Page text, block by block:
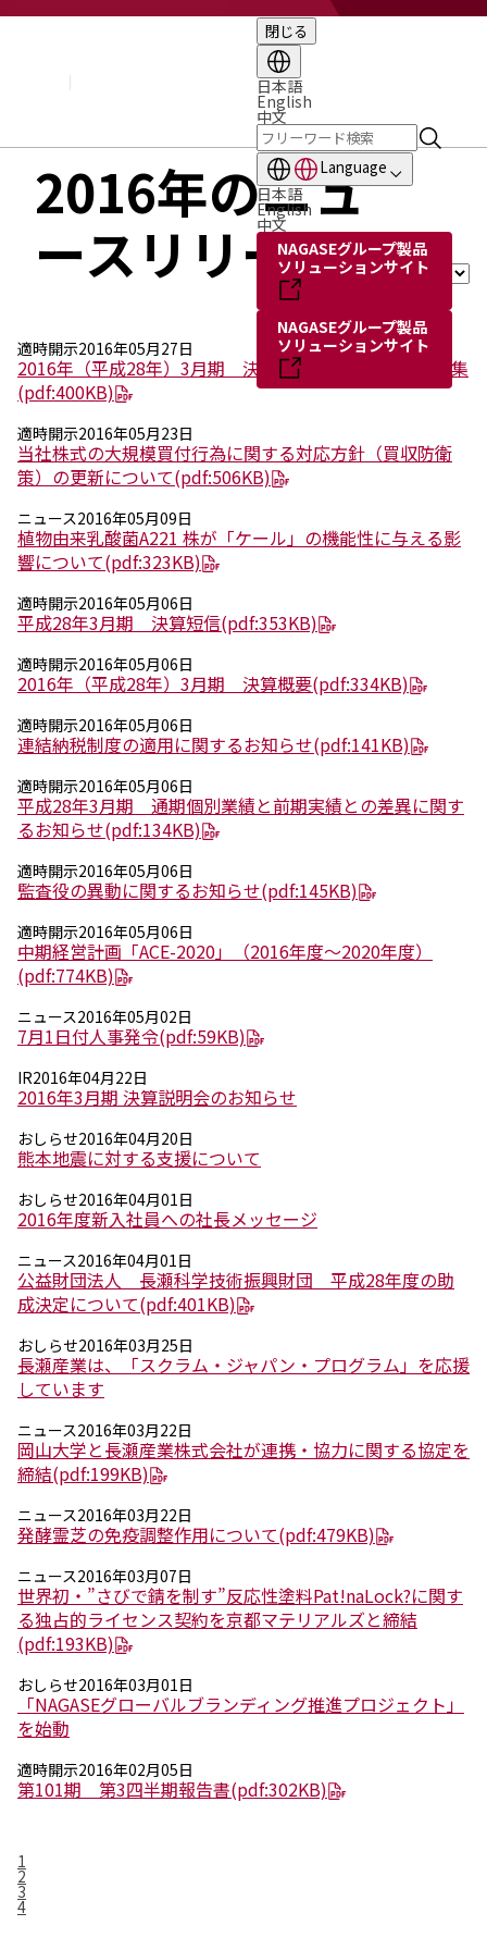
閉じる
日本語
English
中文
Language
日本語
English
中文
NAGASEグループ製品
ソリューションサイト
NAGASEグループ製品
ソリューションサイト
役員・執行役員
国内・海外のNAGASEグループ
ニュース
2026年
2025年
2024年
2023年
2021年
2020年
2019年
2018年
2016年
2015年
2014年
事業案内
スペシャリティケミカル事業部
ポリマーグローバルアカウント事業部
エレクトロニクス事業部
先進機能材料事業部
モビリティソリューションズ事業部
ライフ＆ヘルスケア製品事業部
ナガセバイオイノベーションセンター
ナガセアプリケーションワークショップ
未来共創室
NAGASEバイオテック室
IR（投資家情報）
IRニュース：2026年
IRライブラリー
個人株主・投資家の皆様へ
株主・株式情報
サステナビリティ
NAGASEグループのサステナビリティ
トップメッセージ
統合報告書
環境
ガバナンス
サステナビリティデータ集
アスリート支援
外部評価とイニシアチブ
各種対照表
サステナビリティサイトについて
2016年のニュ
ースリリース
年を選
択：
適時開示2016年05月27日
2016年（平成28年）3月期 決算説明会資料補足データ集
(pdf:400KB)
適時開示2016年05月23日
当社株式の大規模買付行為に関する対応方針（買収防衛
策）の更新について(pdf:506KB)
ニュース2016年05月09日
植物由来乳酸菌A221 株が「ケール」の機能性に与える影
響について(pdf:323KB)
適時開示2016年05月06日
平成28年3月期 決算短信(pdf:353KB)
適時開示2016年05月06日
2016年（平成28年）3月期 決算概要(pdf:334KB)
適時開示2016年05月06日
連結納税制度の適用に関するお知らせ(pdf:141KB)
適時開示2016年05月06日
平成28年3月期 通期個別業績と前期実績との差異に関す
るお知らせ(pdf:134KB)
適時開示2016年05月06日
監査役の異動に関するお知らせ(pdf:145KB)
適時開示2016年05月06日
中期経営計画「ACE-2020」（2016年度～2020年度）
(pdf:774KB)
ニュース2016年05月02日
7月1日付人事発令(pdf:59KB)
IR2016年04月22日
2016年3月期 決算説明会のお知らせ
おしらせ2016年04月20日
熊本地震に対する支援について
おしらせ2016年04月01日
2016年度新入社員への社長メッセージ
ニュース2016年04月01日
公益財団法人 長瀬科学技術振興財団 平成28年度の助
成決定について(pdf:401KB)
おしらせ2016年03月25日
長瀬産業は、「スクラム・ジャパン・プログラム」を応援
しています
ニュース2016年03月22日
岡山大学と長瀬産業株式会社が連携・協力に関する協定を
締結(pdf:199KB)
ニュース2016年03月22日
発酵霊芝の免疫調整作用について(pdf:479KB)
ニュース2016年03月07日
世界初・”さびで錆を制す”反応性塗料Pat!naLock?に関す
る独占的ライセンス契約を京都マテリアルズと締結
(pdf:193KB)
おしらせ2016年03月01日
「NAGASEグローバルブランディング推進プロジェクト」
を始動
適時開示2016年02月05日
第101期 第3四半期報告書(pdf:302KB)
1
2
3
4